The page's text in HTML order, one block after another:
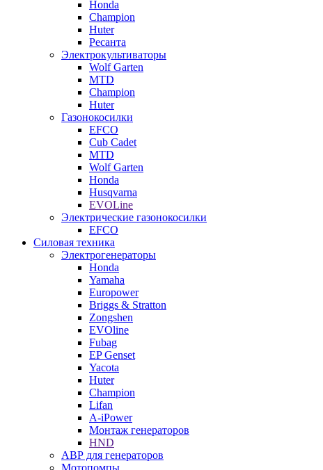
Honda
Champion
Huter
Ресанта
Электрокультиваторы
Wolf Garten
MTD
Champion
Huter
Газонокосилки
EFCO
Cub Cadet
MTD
Wolf Garten
Honda
Husqvarna
EVOLine
Электрические газонокосилки
EFCO
Силовая техника
Электрогенераторы
Honda
Yamaha
Europower
Briggs & Stratton
Zongshen
EVOline
Fubag
EP Genset
Yacota
Huter
Champion
Lifan
A-iPower
Монтаж генераторов
HND
АВР для генераторов
Мотопомпы